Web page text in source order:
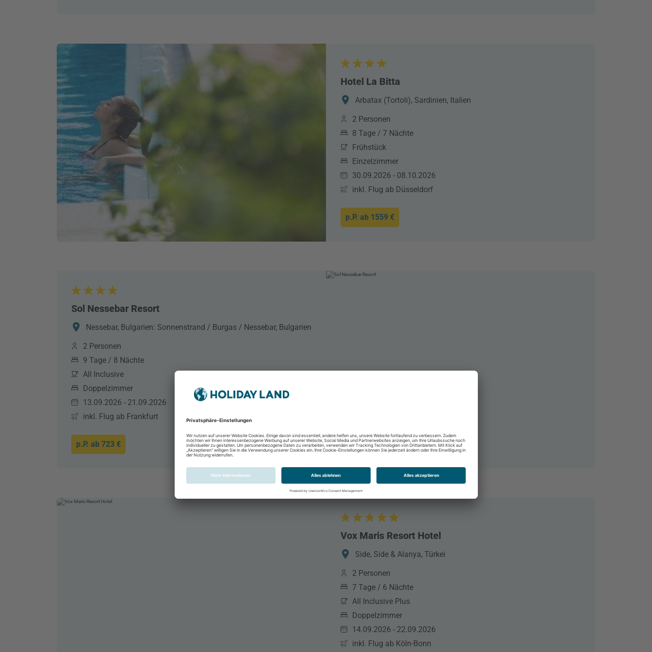
Hotel La Bitta
Arbatax (Tortoli), Sardinien, Italien
2 Personen
8 Tage / 7 Nächte
Frühstück
Einzelzimmer
30.09.2026 - 08.10.2026
inkl. Flug ab Düsseldorf
p.P. ab 1559 €
Sol Nessebar Resort
Nessebar, Bulgarien: Sonnenstrand / Burgas / Nessebar, Bulgarien
2 Personen
9 Tage / 8 Nächte
All Inclusive
Doppelzimmer
13.09.2026 - 21.09.2026
inkl. Flug ab Frankfurt
p.P. ab 723 €
Vox Maris Resort Hotel
Side, Side & Alanya, Türkei
2 Personen
7 Tage / 6 Nächte
All Inclusive Plus
Doppelzimmer
14.09.2026 - 22.09.2026
inkl. Flug ab Köln-Bonn